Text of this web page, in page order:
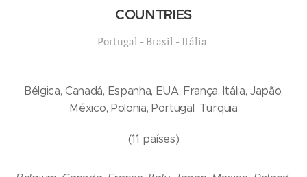
COUNTRIES
Portugal - Brasil - Itália
Bélgica, Canadá, Espanha, EUA, França, Itália, Japão,
México, Polonia, Portugal, Turquia
(11 países)